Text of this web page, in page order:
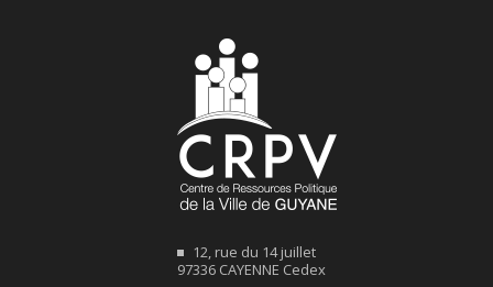
12, rue du 14 juillet
97336 CAYENNE Cedex